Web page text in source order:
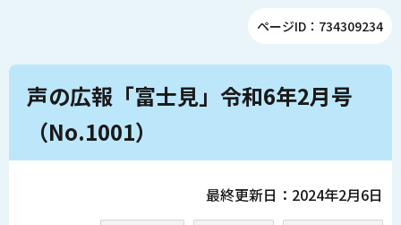
ページID：734309234
本
か
声の広報「富士見」令和6年2月号
（No.1001）
最終更新日：2024年2月6日